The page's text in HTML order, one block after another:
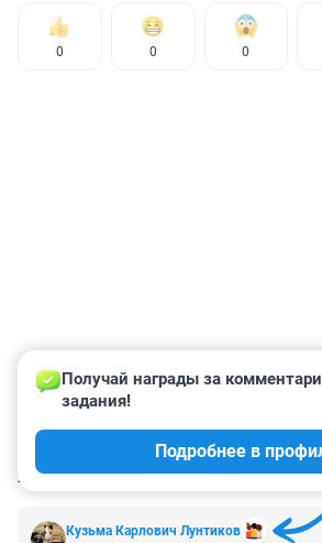
0 0 0
КОММЕНТАРИИ 34
Кузьма Карлович Лунтиков
Получай награды за
задания!
Подробнее в